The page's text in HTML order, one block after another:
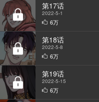
第17话
2022-5-1
6万
第18话
2022-5-8
6万
第19话
2022-5-15
6万